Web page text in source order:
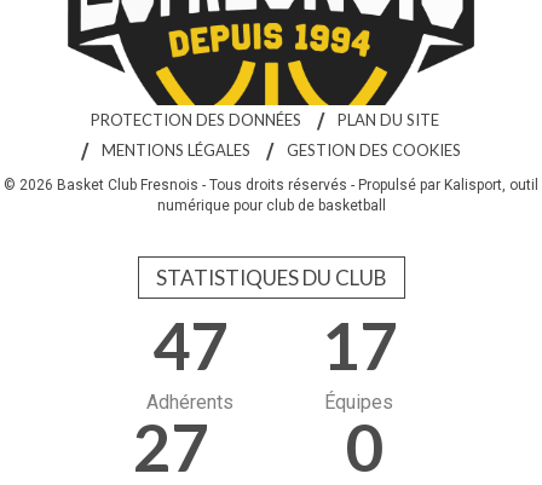
PROTECTION DES DONNÉES
PLAN DU SITE
MENTIONS LÉGALES
GESTION DES COOKIES
© 2026 Basket Club Fresnois - Tous droits réservés - Propulsé par Kalisport, outil
numérique pour club de basketball
STATISTIQUES DU CLUB
47
Adhérents
17
Équipes
27 0